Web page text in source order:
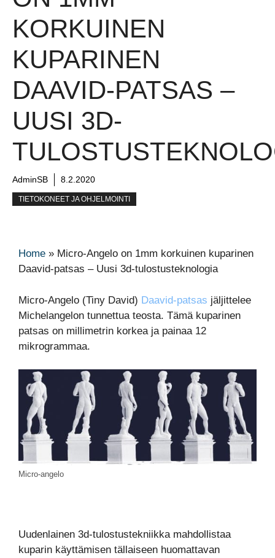
KORKUINEN
KUPARINEN
DAAVID-PATSAS –
UUSI 3D-
AdminSB 8.2.2020
TIETOKONEET JA OHJELMOINTI
Home » Micro-Angelo on 1mm korkuinen kuparinen
Daavid-patsas – Uusi 3d-tulostusteknologia
Micro-Angelo (Tiny David) Daavid-patsas jäljittelee
Michelangelon tunnettua teosta. Tämä kuparinen
patsas on millimetrin korkea ja painaa 12
mikrogrammaa.
Micro-angelo
Uudenlainen 3d-tulostustekniikka mahdollistaa
kuparin käyttämisen tällaiseen huomattavan